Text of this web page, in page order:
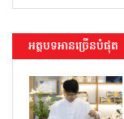
អត្ថបទអានច្រើនបំផុត